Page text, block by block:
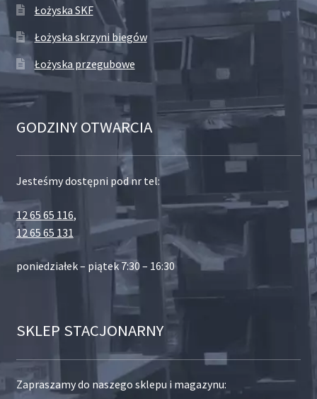
Łożyska SKF
Łożyska skrzyni biegów
Łożyska przegubowe
GODZINY OTWARCIA
Jesteśmy dostępni pod nr tel:
12 65 65 116,
12 65 65 131
poniedziałek – piątek 7:30 – 16:30
SKLEP STACJONARNY
Zapraszamy do naszego sklepu i magazynu: